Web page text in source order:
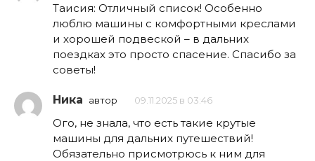
Таисия: Отличный список! Особенно
люблю машины с комфортными креслами
и хорошей подвеской – в дальних
поездках это просто спасение. Спасибо за
советы!
Ника автор 09.11.2025 в 03:46
Ого, не знала, что есть такие крутые
машины для дальних путешествий!
Обязательно присмотрюсь к ним для